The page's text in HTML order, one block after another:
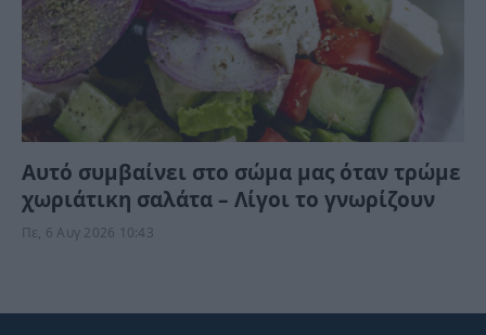
Αυτό συμβαίνει στο σώμα μας όταν τρώμε
χωριάτικη σαλάτα – Λίγοι το γνωρίζουν
Πε, 6 Αυγ 2026 10:43